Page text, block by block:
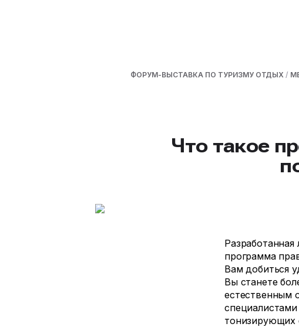
ФОРУМ-ВЫСТАВКА ПО ТУРИЗМУ ОТДЫХ /
Что такое
программа
Вам добиться
Вы станете
естественным
тонизирующих